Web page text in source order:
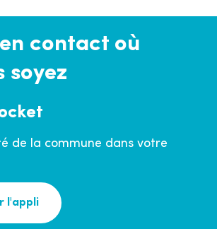
contact où
soyez
de la commune dans votre
l'appli